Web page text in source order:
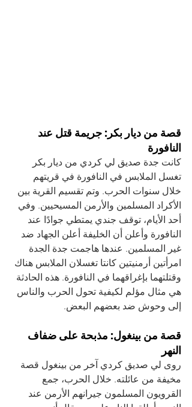
قصة من ديار بكر: جريمة قتل عند
النافورة
كانت جدة صديق لي كردي من ديار بكر
تغسل الملابس في النافورة في قريتهم
خلال سنوات الحرب. وتم تقسيم القرية بين
الأكراد المسلمين والأرمن المسيحيين. وفي
أحد الأيام، توقف جندي يمتطي جوادًا عند
النافورة وأعلن أن الخليفة أعلن الجهاد ضد
غير المسلمين. عندها هاجمت جدة الجدة
امرأتين أرمنيتين كانتا تغسلان الملابس هناك
وقتلتهما بإغراقهما في النافورة. هذه الحادثة
هي مثال مؤلم لكيفية تحول الحرب والناس
إلى وحوش ضد بعضهم البعض.
قصة من بينغول: مذبحة على ضفاف
النهر
روى لي صديق كردي آخر من بينغول قصة
مخيفة من عائلته. خلال الحرب، جمع
القرويون المسلمون جيرانهم الأرمن عند